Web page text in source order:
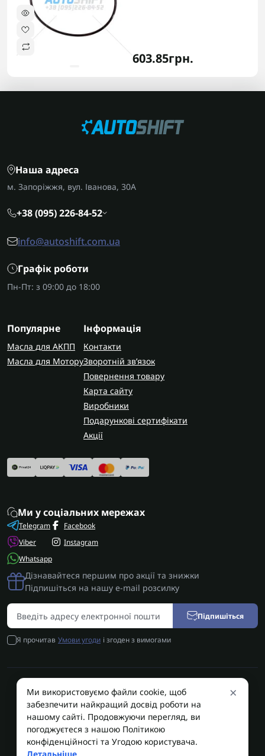
603.85грн.
Наша адреса
м. Запоріжжя, вул. Іванова, 30А
+38 (095) 226-84-52
info@autoshift.com.ua
Графік роботи
Пн-Пт: з 09:00 до 18:00
Популярне
Масла для АКПП
Масла для Мотору
Інформація
Контакти
Зворотній зв’язок
Повернення товару
Карта сайту
Виробники
Подарункові сертифікати
Акції
Ми у соціальних мережах
Telegram
Viber
Whatsapp
Facebook
Instagram
Дізнавайтеся першим про акції та знижки
Підпишіться на нашу e-mail розсилку
Підпишіться
Я прочитав Умови угоди і згоден з вимогами
AUTOSHIFT | Запчастини АКПП | Ремонт АКПП © 2026
AUTOSHIFT
×
Ми використовуємо файли cookie, щоб
забезпечити найкращий досвід роботи на
нашому сайті. Продовжуючи перегляд, ви
погоджуєтеся з нашою Політикою
конфіденційності та Угодою користувача.